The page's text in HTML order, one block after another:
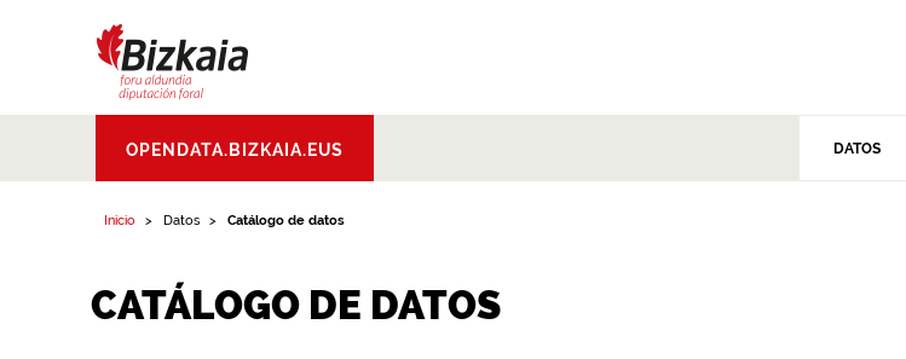
Aldundia.Diputacion
Foral de Bizkaia
OPENDATA.BIZKAIA.EUS DATOS
Inicio Datos Catálogo de datos
CATÁLOGO DE DATOS